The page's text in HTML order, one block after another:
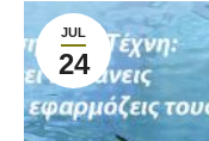
JUL
24